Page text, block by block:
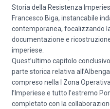
Storia della Resistenza
Francesco Biga, instancabile
contemporanea, focalizzando
documentazione e
imperiese.
Quest’ultimo capitolo
parte storica relativa
compreso nella I Zona
l’Imperiese e tutto l’estremo
completato con la